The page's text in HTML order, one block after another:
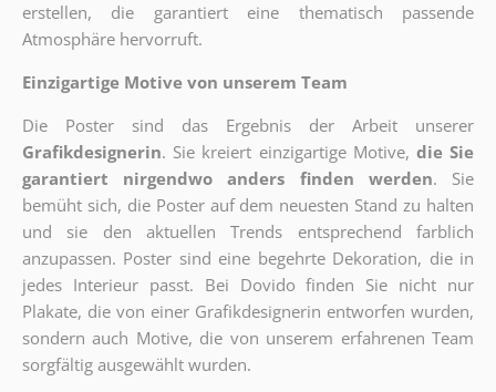
erstellen, die garantiert eine thematisch passende
Atmosphäre hervorruft.
Einzigartige Motive von unserem Team
Die Poster sind das Ergebnis der Arbeit unserer
Grafikdesignerin. Sie kreiert einzigartige Motive, die Sie
garantiert nirgendwo anders finden werden. Sie
bemüht sich, die Poster auf dem neuesten Stand zu halten
und sie den aktuellen Trends entsprechend farblich
anzupassen. Poster sind eine begehrte Dekoration, die in
jedes Interieur passt. Bei Dovido finden Sie nicht nur
Plakate, die von einer Grafikdesignerin entworfen wurden,
sondern auch Motive, die von unserem erfahrenen Team
sorgfältig ausgewählt wurden.